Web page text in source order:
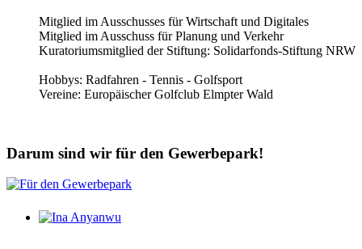
Mitglied im Ausschusses für Wirtschaft und Digitales
Mitglied im Ausschuss für Planung und Verkehr
Kuratoriumsmitglied der Stiftung: Solidarfonds-Stiftung NRW
Hobbys: Radfahren - Tennis - Golfsport
Vereine: Europäischer Golfclub Elmpter Wald
Darum sind wir für den Gewerbepark!